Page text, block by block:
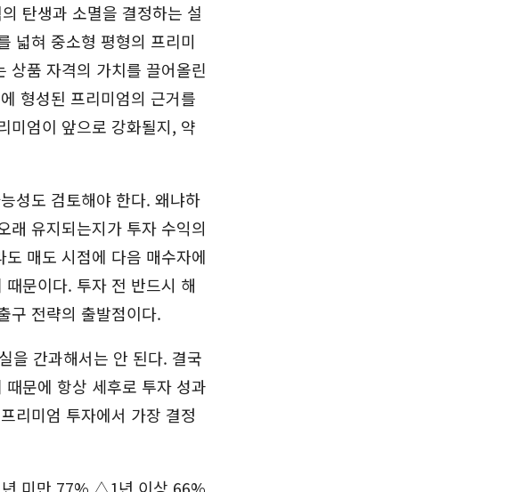
탄생과 소멸을 결정하는 설
넓혀 중소형 평형의 프리미
상품 자격의 가치를 끌어올린
형성된 프리미엄의 근거를
미엄이 앞으로 강화될지, 약
성도 검토해야 한다. 왜냐하
래 유지되는지가 투자 수익의
매도 시점에 다음 매수자에
문이다. 투자 전 반드시 해
구 전략의 출발점이다.
을 간과해서는 안 된다. 결국
문에 항상 세후로 투자 성과
리미엄 투자에서 가장 결정